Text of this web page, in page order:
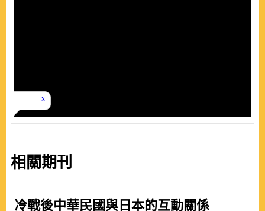
相關期刊
冷戰後中華民國與日本的互動關係